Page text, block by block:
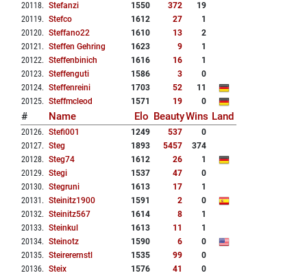
20118. Stefanzi 1550 372
19
20119. Stefco 1612 27
1
20120. Steffano22 1610 13
2
20121 . Steffen Gehring 1623 9
1
20122. Steffenbinich 1616 16
1
20123. Steffenguti 1586 3
0
20124. Steffenreini 1703 52
11
20125. Steffmcleod 1571 19 0
# Name Elo BeautyWins Land
20126. Stefi001 1249 537
0
20127. Steg 1893 5457
374
20128. Steg74 1612 26
1
20129. Stegi 1537 47
0
20130. Stegruni 1613 17
1
20131 . Steinitz1900 1591 2
0
20132. Steinitz567 1614 8
1
20133. Steinkul 1613 11
1
20134. Steinotz 1590 6
0
20135. Steirerernstl 1535 99
0
20136. Steix 1576 41
0